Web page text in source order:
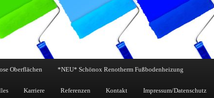
Oberflächen *NEU* Schönox Renotherm Fußbodenheizung
Karriere Referenzen Kontakt Impressum/Datenschutz